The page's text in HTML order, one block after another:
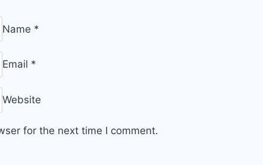
Name *
Email *
Website
for the next time I comment.